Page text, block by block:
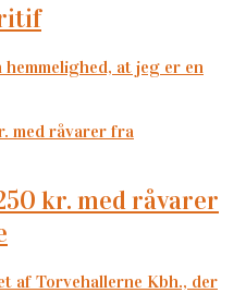
at jeg er en
af Torvehallerne Kbh., der